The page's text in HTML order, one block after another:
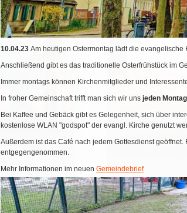
10.04.23 Am heutigen Ostermontag lädt die evangelische
Anschließend gibt es das traditionelle Osterfrühstück im
Immer montags können Kirchenmitglieder und
In froher Gemeinschaft trifft man sich wir uns jeden
Bei Kaffee und Gebäck gibt es Gelegenheit, sich über
kostenlose WLAN "godspot" der evangl. Kirche genutzt
Außerdem ist das Café nach jedem Gottesdienst
entgegengenommen.
Mehr Informationen im neuen Gemeindebrief